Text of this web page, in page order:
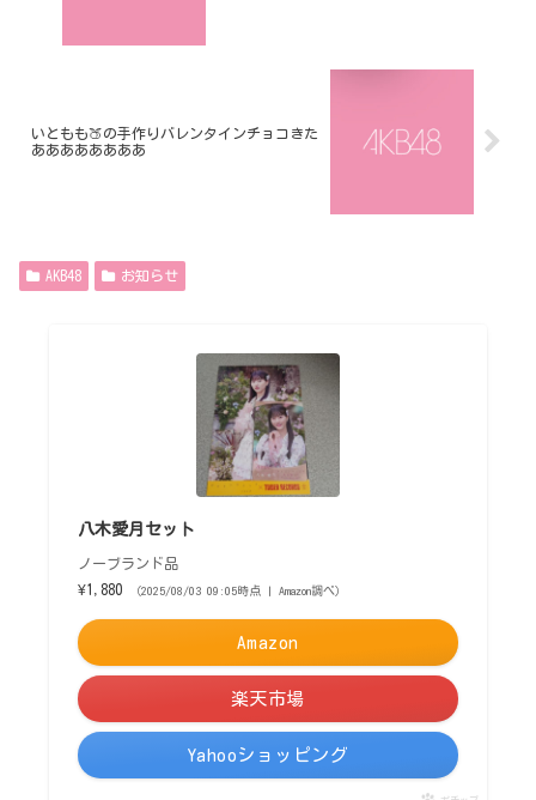
いともも🍑の手作りバレンタインチョコきた
ああああああああ
AKB48 お知らせ
八木愛月セット
ノーブランド品
¥1,880
（2025/08/03 09:05時点 | Amazon調べ）
Amazon
楽天市場
Yahooショッピング